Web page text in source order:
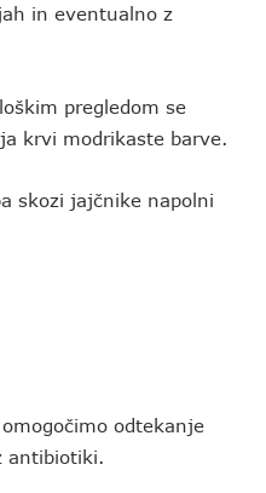
in eventualno z
pregledom se
krvi modrikaste barve.
skozi jajčnike napolni
odtekanje
antibiotiki.